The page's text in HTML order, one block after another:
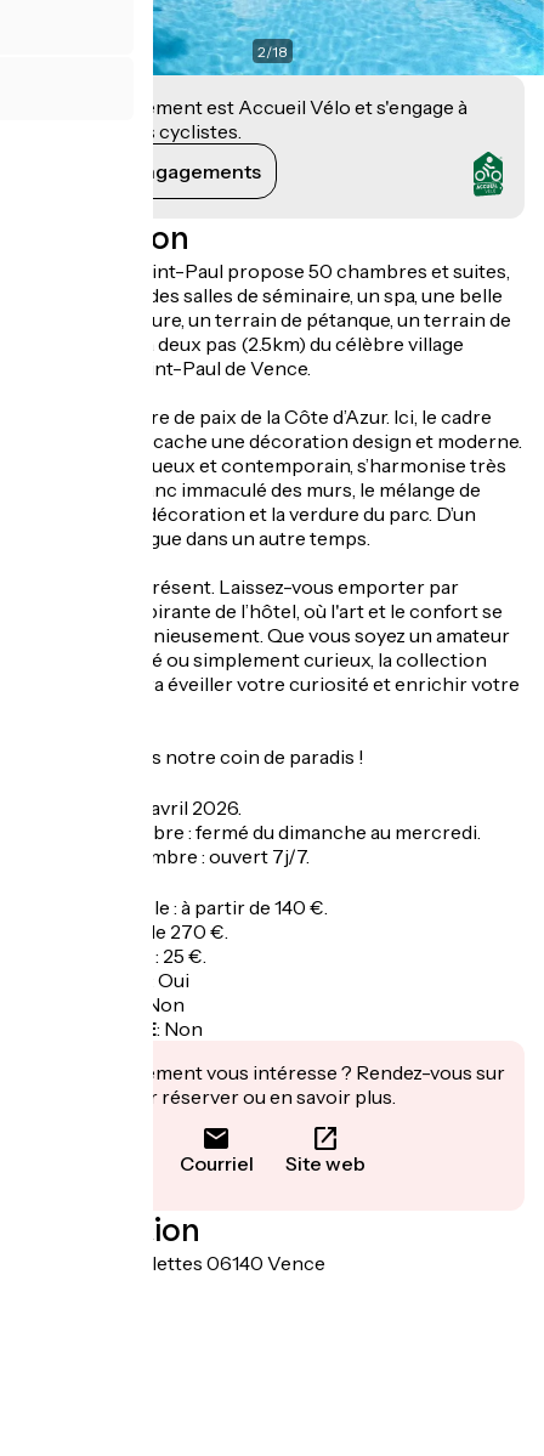
2/18
Cet établissement est Accueil Vélo et s'engage à
accueillir des cyclistes.
Voir ses engagements
Description
La Vague de Saint-Paul propose 50 chambres et suites,
un restaurant, des salles de séminaire, un spa, une belle
piscine extérieure, un terrain de pétanque, un terrain de
tennis, le tout à deux pas (2.5km) du célèbre village
médiéval de Saint-Paul de Vence.
Cap sur un havre de paix de la Côte d’Azur. Ici, le cadre
des années 70 cache une décoration design et moderne.
Le mobilier, luxueux et contemporain, s’harmonise très
bien avec le blanc immaculé des murs, le mélange de
couleurs de la décoration et la verdure du parc. D’un
souffle, on divague dans un autre temps.
L'art est omniprésent. Laissez-vous emporter par
l'ambiance inspirante de l’hôtel, où l'art et le confort se
marient harmonieusement. Que vous soyez un amateur
d'art chevronné ou simplement curieux, la collection
diversifiée saura éveiller votre curiosité et enrichir votre
Bienvenue dans notre coin de paradis !
Ouverture le 3 avril 2026.
En avril et octobre : fermé du dimanche au mercredi.
De mai à septembre : ouvert 7j/7.
Chambre double : à partir de 140 €.
Suite : à partir de 270 €.
Petit-déjeuner : 25 €.
Oui
Non
Recharge VAE: Non
Cet établissement vous intéresse ? Rendez-vous sur
leur site pour réserver ou en savoir plus.
Courriel Site web
Localisation
Chemin des Salettes 06140 Vence